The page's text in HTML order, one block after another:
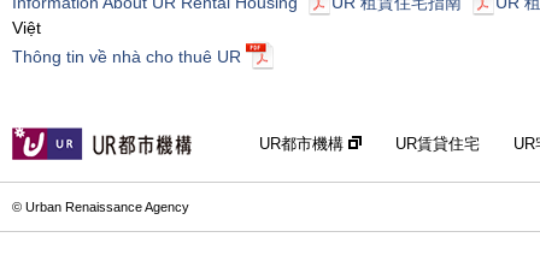
Việt
Thông tin về nhà cho thuê UR
UR都市機構 UR賃貸住宅
© Urban Renaissance Agency